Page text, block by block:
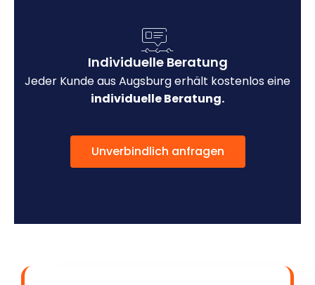
Individuelle Beratung
Jeder Kunde aus Augsburg erhält kostenlos eine
individuelle Beratung.
Unverbindlich anfragen